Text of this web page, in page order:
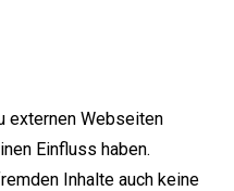
externen Webseiten
Einfluss haben.
Inhalte auch keine